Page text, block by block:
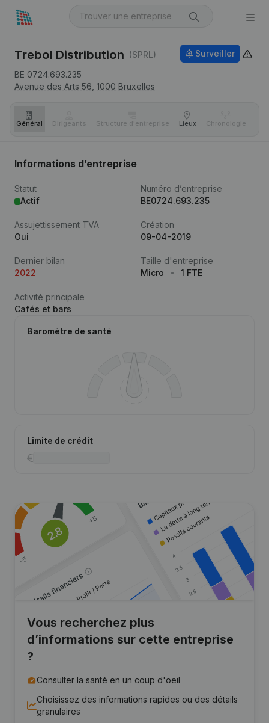
Trebol Distribution (SPRL)
BE 0724.693.235
Avenue des Arts 56, 1000 Bruxelles
Surveiller
Général Dirigeants Structure d'entreprise Lieux Chronologie
Informations d’entreprise
Statut
Actif
Numéro d’entreprise
BE0724.693.235
Assujettissement TVA
Oui
Création
09-04-2019
Dernier bilan
2022
Taille d'entreprise
Micro
1 FTE
Activité principale
Cafés et bars
Baromètre de santé
Limite de crédit
Vous recherchez plus
d’informations sur cette entreprise
?
Consulter la santé en un coup d'oeil
Choisissez des informations rapides ou des détails
granulaires